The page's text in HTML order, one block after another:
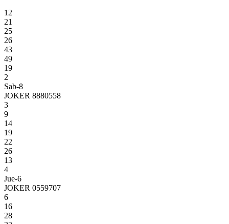
12
21
25
26
43
49
19
2
Sab-8
JOKER 8880558
3
9
14
19
22
26
13
4
Jue-6
JOKER 0559707
6
16
28